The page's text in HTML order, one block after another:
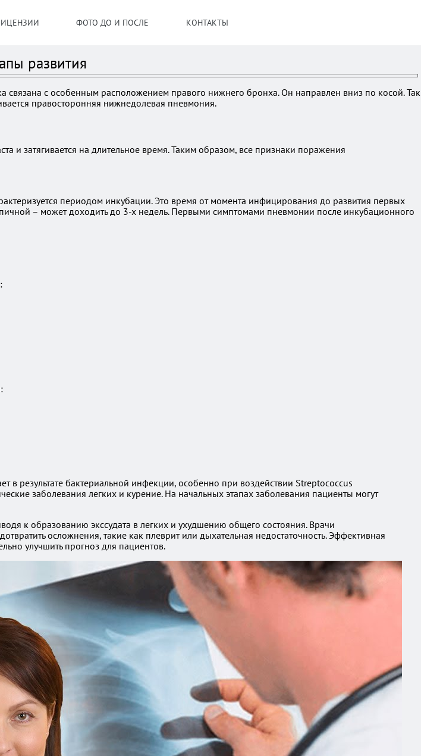
ФОТО ДО И ПОСЛЕ КОНТАКТЫ
развития
связана с особенным расположением правого нижнего бронха. Он направлен вниз по косой. Так
правосторонняя нижнедолевая пневмония.
и затягивается на длительное время. Таким образом, все признаки поражения
периодом инкубации. Это время от момента инфицирования до развития первых
– может доходить до 3-х недель. Первыми симптомами пневмонии после инкубационного
в результате бактериальной инфекции, особенно при воздействии Streptococcus
заболевания легких и курение. На начальных этапах заболевания пациенты могут
к образованию экссудата в легких и ухудшению общего состояния. Врачи
осложнения, такие как плеврит или дыхательная недостаточность. Эффективная
улучшить прогноз для пациентов.